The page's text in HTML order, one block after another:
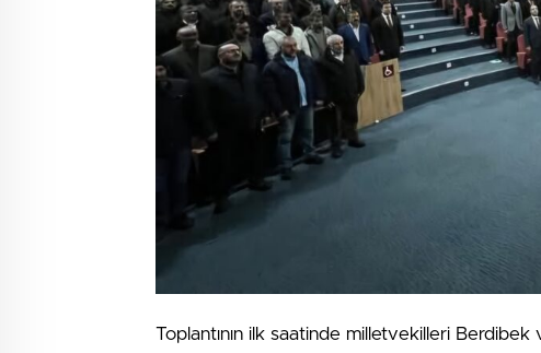
Toplantının ilk saatinde milletvekilleri Berdibek